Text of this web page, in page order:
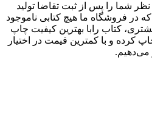
شما را پس از ثبت تقاضا تولید
در فروشگاه ما هیچ کتابی ناموجود
کتاب رابا بهترین کیفیت چاپ
کرده و با کمترین قیمت در اختیار
می‌دهیم.